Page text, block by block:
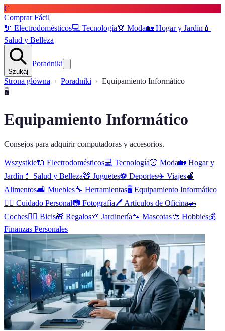
C
Comprar Fácil
🔌 Electrodomésticos💻 Tecnología👗 Moda🏡 Hogar y Jardín 💄
Salud y Belleza
Szukaj
Poradniki
Strona główna Poradniki
Equipamiento Informático
🖥️
Equipamiento Informático
Consejos para adquirir computadoras y accesorios.
Wszystkie🔌 Electrodomésticos💻 Tecnología👗 Moda🏡 Hogar y
Jardín 💄 Salud y Belleza🧸 Juguetes⚽ Deportes✈️ Viajes🍎
Alimentos🛋️ Muebles🔧 Herramientas🖥️ Equipamiento Informático
🧖‍♂️ Cuidado Personal📷 Fotografía🖊️ Artículos de Oficina🚗
Coches🚴‍♂️ Bicis🎁 Regalos🌱 Jardinería🐾 Mascotas🎨 Hobbies💰
Finanzas Personales